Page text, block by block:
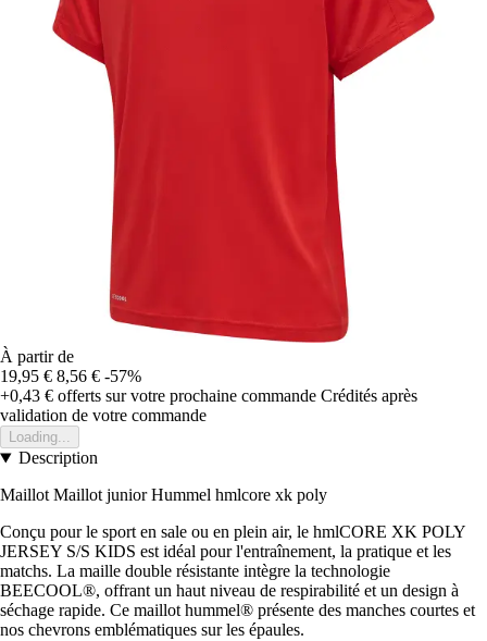
À partir de
19,95 € 8,56 € -57%
+0,43 € offerts sur votre prochaine commande Crédités après
validation de votre commande
Loading...
Description
Maillot Maillot junior Hummel hmlcore xk poly
Conçu pour le sport en sale ou en plein air, le hmlCORE XK POLY
JERSEY S/S KIDS est idéal pour l'entraînement, la pratique et les
matchs. La maille double résistante intègre la technologie
BEECOOL®, offrant un haut niveau de respirabilité et un design à
séchage rapide. Ce maillot hummel® présente des manches courtes et
nos chevrons emblématiques sur les épaules.